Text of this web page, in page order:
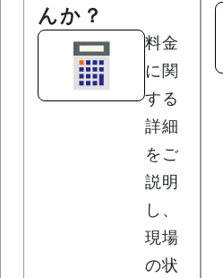
んか？
料金
に関
する
詳細
をご
説明
し、
現場
の状